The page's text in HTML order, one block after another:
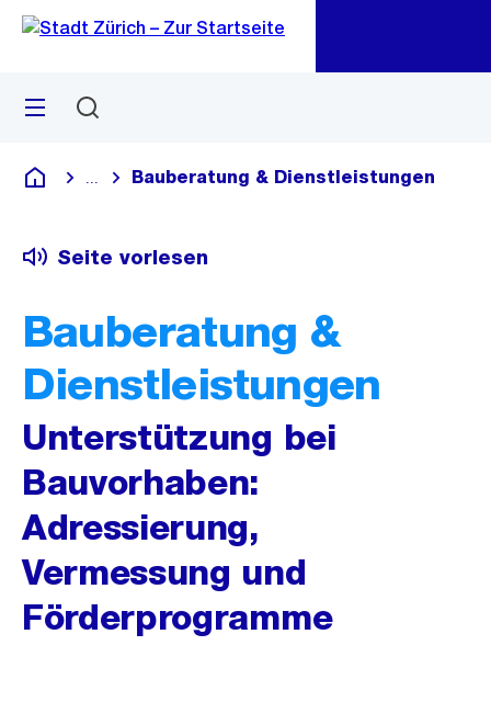
Navigation
Sprunglink
Menü
Deutsch
Blende alle Breadcrumbs ein
Bauberatung & Dienstleistungen
Seite vorlesen
Bauberatung &
Dienstleistungen
Unterstützung bei
Bauvorhaben:
Adressierung,
Vermessung und
Förderprogramme